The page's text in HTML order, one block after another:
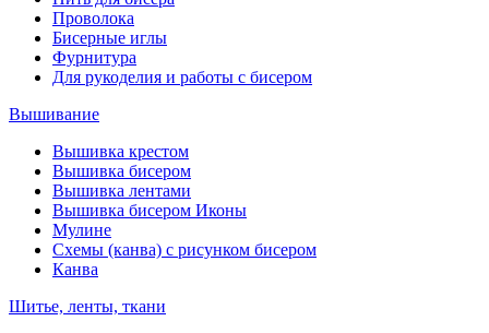
Проволока
Бисерные иглы
Фурнитура
Для рукоделия и работы с бисером
Вышивание
Вышивка крестом
Вышивка бисером
Вышивка лентами
Вышивка бисером Иконы
Мулине
Схемы (канва) с рисунком бисером
Канва
Шитье, ленты, ткани